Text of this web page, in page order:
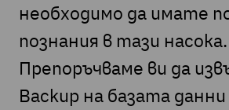
необходимо да имате
познания в тази насока.
Препоръчваме ви да
Backup на базата данни